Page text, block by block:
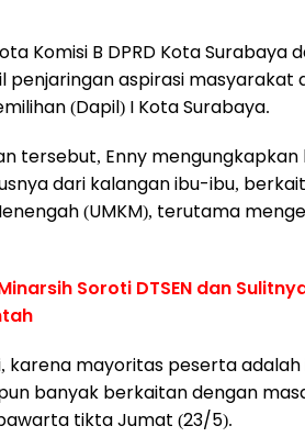
Komisi B DPRD Kota Surabaya
penjaringan aspirasi masyarakat
(Dapil) I Kota Surabaya.
tersebut, Enny
dari kalangan ibu-ibu,
(UMKM), terutama
Soroti DTSEN dan
karena mayoritas peserta
banyak berkaitan dengan
tikta Jumat (23/5).